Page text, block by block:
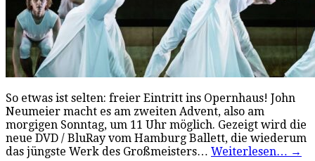
So etwas ist selten: freier Eintritt ins Opernhaus! John
Neumeier macht es am zweiten Advent, also am
morgigen Sonntag, um 11 Uhr möglich. Gezeigt wird die
neue DVD / BluRay vom Hamburg Ballett, die wiederum
das jüngste Werk des Großmeisters… Weiterlesen… →